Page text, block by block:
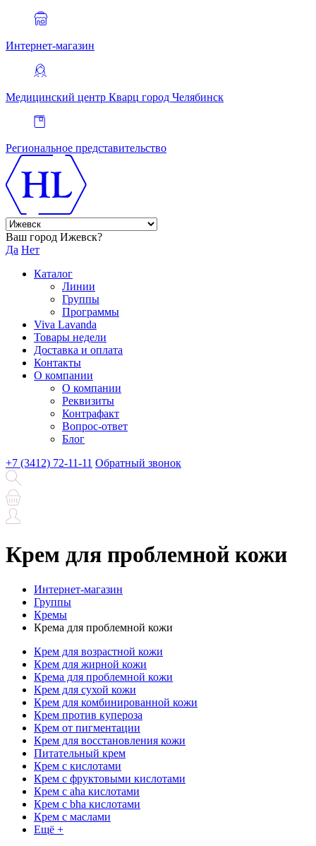
Интернет-магазин
Медицинский центр Кварц город Челябинск
Региональное представительство
Ваш город Ижевск?
Да Нет
Каталог
Линии
Группы
Программы
Viva Lavanda
Товары недели
Доставка и оплата
Контакты
О компании
О компании
Реквизиты
Контрафакт
Вопрос-ответ
Блог
+7 (3412) 72-11-11 Обратный звонок
Крем для проблемной кожи
Интернет-магазин
Группы
Кремы
Крема для проблемной кожи
Крем для возрастной кожи
Крем для жирной кожи
Крема для проблемной кожи
Крем для сухой кожи
Крем для комбинированной кожи
Крем против купероза
Крем от пигментации
Крем для восстановления кожи
Питательный крем
Крем с кислотами
Крем с фруктовыми кислотами
Крем с aha кислотами
Крем с bha кислотами
Крем с маслами
Ещё +